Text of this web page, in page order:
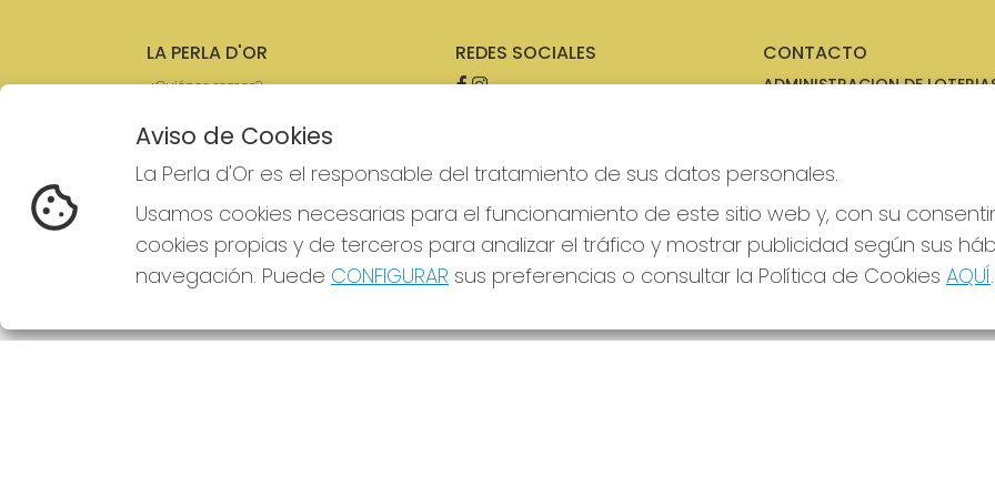
LA PERLA D'OR
¿Quiénes somos?
Resultados
Contacto
Empresas
Acceso
Registro
REDES SOCIALES CONTACTO
ADMINISTRACION DE
Clica aquí para contactar por
973711695
info@laperlador.es
C/ Camí d'Arbeca, 1
Mollerussa, 25230
Aviso de Cookies
La Perla d'Or es el responsable del tratamiento de sus datos personales.
Usamos cookies necesarias para el funcionamiento de este sitio web y, con su
cookies propias y de terceros para analizar el tráfico y mostrar publicidad según sus
navegación. Puede CONFIGURAR sus preferencias o consultar la Política de Cookies AQUÍ.